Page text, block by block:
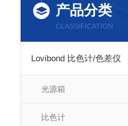
产品分类
CLASSIFICATION
Lovibond 比色计/色差仪
光源箱
比色计